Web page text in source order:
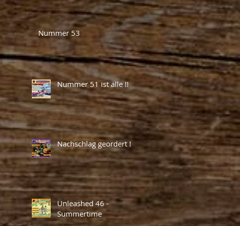
Nummer 53
Nummer 51 ist alle !!
Nachschlag geordert !
Unleashed 46 -
Summertime